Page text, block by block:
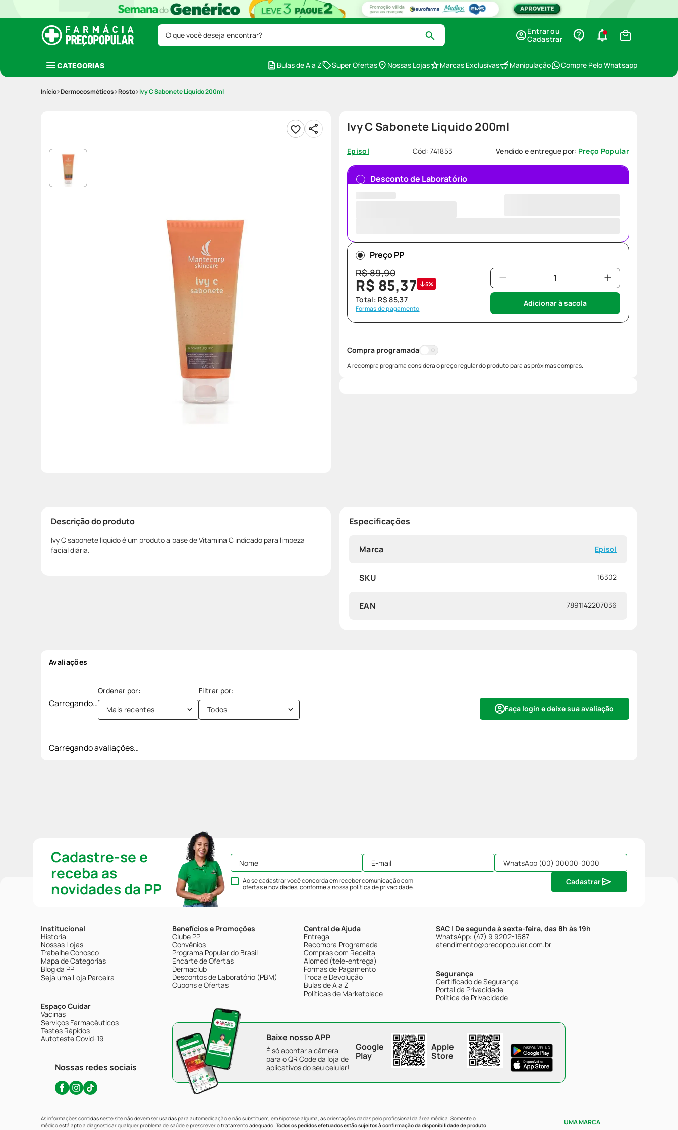
O que você deseja encontrar?
Entrar ou
Cadastrar
CATEGORIAS Bulas de A a Z Super Ofertas Nossas Lojas Marcas Exclusivas Manipulação Compre Pelo Whatsapp
Dermocosméticos Rosto Ivy C Sabonete Liquido 200ml
Ivy C Sabonete Liquido 200ml
Episol Cód:741853 Vendido e entregue por: Preço Popular
Desconto de Laboratório
Preço PP
R$89,90
R$ 85,37 5%
Total: R$ 85,37
Formas de pagamento
Adicionar à sacola
Compra programada
A recompra programa considera o preço regular do produto para as próximas compras.
Descrição do produto
Ivy C sabonete liquido é um produto a base de Vitamina C indicado para limpeza
facial diária.
Especificações
Marca Episol
SKU 16302
EAN 7891142207036
Avaliações
Carregando… Faça login e deixe sua avaliação
Mais recentes Todos
Carregando avaliações…
Cadastre-se e
receba as
novidades da PP
Ao se cadastrar você concorda em receber comunicação com
ofertas e novidades, conforme a nossapolítica de privacidade.
Cadastrar
Institucional
História
Nossas Lojas
Trabalhe Conosco
Mapa de Categorias
Blog da PP
Seja uma Loja Parceira
Espaço Cuidar
Vacinas
Serviços Farmacêuticos
Testes Rápidos
Autoteste Covid-19
Nossas redes sociais
Benefícios e Promoções
Clube PP
Convênios
Programa Popular do Brasil
Encarte de Ofertas
Dermaclub
Descontos de Laboratório (PBM)
Cupons e Ofertas
Central de Ajuda
Entrega
Recompra Programada
Compras com Receita
Alomed (tele-entrega)
Formas de Pagamento
Troca e Devolução
Bulas de A a Z
Políticas de Marketplace
SAC | De segunda à sexta-feira, das 8h às 19h
WhatsApp: (47) 9 9202-1687
atendimento@precopopular.com.br
Segurança
Certificado de Segurança
Portal da Privacidade
Política de Privacidade
Baixe nosso APP
É só apontar a câmera
para o QR Code da loja de
aplicativos do seu celular!
Google
Play
Apple
Store
As informações contidas neste site não devem ser usadas para automedicação e não substituem, em hipótese alguma, as orientações dadas pelo profissional da área médica. Somente o
médico está apto a diagnosticar qualquer problema de saúde e prescrever o tratamento adequado. Todos os pedidos efetuados estão sujeitos à confirmação da disponibilidade de produto
UMA MARCA